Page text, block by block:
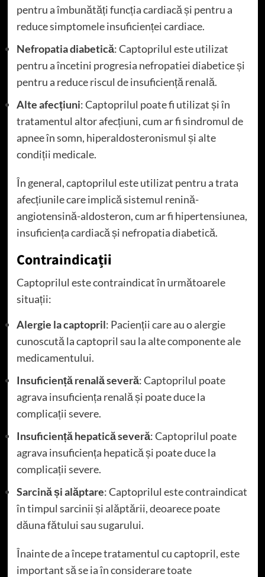
pentru a îmbunătăți funcția cardiacă și pentru a
reduce simptomele insuficienței cardiace.
Nefropatia diabetică: Captoprilul este utilizat
pentru a încetini progresia nefropatiei diabetice și
pentru a reduce riscul de insuficiență renală.
Alte afecțiuni: Captoprilul poate fi utilizat și în
tratamentul altor afecțiuni, cum ar fi sindromul de
apnee în somn, hiperaldosteronismul și alte
condiții medicale.
În general, captoprilul este utilizat pentru a trata
afecțiunile care implică sistemul renină-
angiotensină-aldosteron, cum ar fi hipertensiunea,
insuficiența cardiacă și nefropatia diabetică.
Contraindicații
Captoprilul este contraindicat în următoarele
situații:
Alergie la captopril: Pacienții care au o alergie
cunoscută la captopril sau la alte componente ale
medicamentului.
Insuficiență renală severă: Captoprilul poate
agrava insuficiența renală și poate duce la
complicații severe.
Insuficiență hepatică severă: Captoprilul poate
agrava insuficiența hepatică și poate duce la
complicații severe.
Sarcină și alăptare: Captoprilul este contraindicat
în timpul sarcinii și alăptării, deoarece poate
dăuna fătului sau sugarului.
Înainte de a începe tratamentul cu captopril, este
important să se ia în considerare toate